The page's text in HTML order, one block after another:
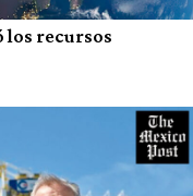
los recursos